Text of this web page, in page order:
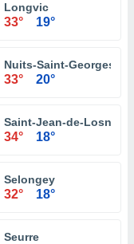
Longvic
33° 19°
Nuits-Saint-Georges
33° 20°
Saint-Jean-de-Losne
34° 18°
Selongey
32° 18°
Seurre